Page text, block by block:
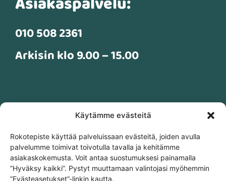
Käytämme evästeitä
Rokotepiste käyttää palveluissaan evästeitä, joiden avulla
palvelumme toimivat toivotulla tavalla ja kehitämme
asiakaskokemusta. Voit antaa suostumuksesi painamalla
”Hyväksy kaikki”. Pystyt muuttamaan valintojasi myöhemmin
”Evästeasetukset”-linkin kautta.
010 508 2361
Arkisin klo 9.00 – 15.00
Asiakaspalvelunumeromme palvelee arkisin klo 9-15
Tavoitat meidät myös info@rokotepiste.fi
*Huomioithan ettemme hyväksy käteistä rahaa enää
maksuvälineenä missään toimipisteessämme.